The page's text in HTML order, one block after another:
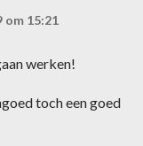
om 15:21
werken!
toch een goed